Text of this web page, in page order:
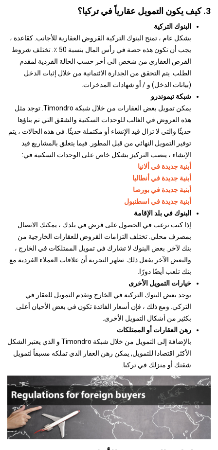
3. كيف يكون التمويل عقارياً في تركيا؟
البنوك التركية
بشكل عام ، تمنح البنوك التركية القروض العقارية للأجانب. كقاعدة ،
يجب أن تكون هذه حصة في رأس المال بنسبة 50 ٪. تختلف شروط
القرض العقاري من شخص الى أخر حسب الحالة الفردية لمقدم
الطلب. يتم التحقق من الجدارة الائتمانية من خلال إثبات الدخل
(بيانات الدخل) و / أو شهادات المدخرات.
شبكة تيموندرو
يمكن تمويل بعض العقارات من خلال شبكة Timondro. توجد مثل
هذه العروض في الغالب للوحدات السكنية والشقق التي تم بناؤها
حديثًا والتي لا تزال قيد الإنشاء أو مكتملة حديثًا. في هذه الحالات ، يتم
توفير التمويل النهائي من قبل المطور. فيما يتعلق بالمشاريع قيد
الإنشاء ، ينصب التركيز بشكل خاص على الوحدات السكنية في:
أبنية جديدة في ألانيا
أبنية جديدة في أنطاليا
أبنية جديدة في بورصا
أبنية جديدة في اسطنبول
البنوك في بلد الإقامة
إذا كنت ترغب في الحصول على قرض في بلدك ، يمكنك الاتصال
بمصرف محلي. تختلف التزامات القروض للعقارات الخارجية من
بنك لآخر. بعض البنوك لا تشارك في تمويل الممتلكات في الخارج ،
والبعض الآخر يفعل ذلك. تظهر التجربة أن علاقات العملاء الفردية مع
بنك تلعب أيضًا دورًا.
خيارات التمويل الأخرى
يوجد بعض البنوك التركية في الخارج وتقدم التمويل للعقار في
التركي. ومع ذلك ، فإن أسعار الفائدة تكون في بعض الأحيان أعلى
بكثير من أشكال التمويل الأخرى.
رهن العقارات أو الممتلكات
بالإضافة إلى التمويل من خلال شبكة Timondro و الذي يعتبر الشكل
الأكثر اقتصادا للتمويل, يمكن رهن العقار الذي تملكه مسبقاً لتمويل
شقتك أو منزلك في تركيا.